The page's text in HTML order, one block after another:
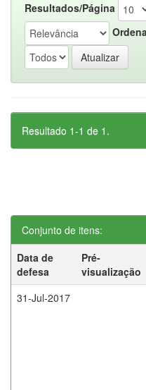
Resultados/Página
Resultado 1-1 de 1.
Conjunto de itens:
Data de
defesa
Pré-
visualização
31-Jul-2017